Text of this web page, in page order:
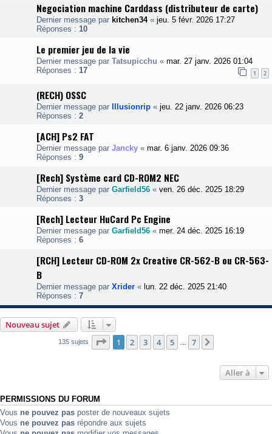
Negociation machine Carddass (distributeur de carte)
Dernier message par kitchen34« jeu. 5 févr. 2026 17:27
Réponses : 10
Le premier jeu de la vie
Dernier message par Tatsupicchu « mar. 27 janv. 2026 01:04
Réponses : 17 1 2
(RECH) OSSC
Dernier message par Illusionrip « jeu. 22 janv. 2026 06:23
Réponses : 2
[ACH] Ps2 FAT
Dernier message par Jancky « mar. 6 janv. 2026 09:36
Réponses : 9
[Rech] Système card CD-ROM2 NEC
Dernier message par Garfield56 « ven. 26 déc. 2025 18:29
Réponses : 3
[Rech] Lecteur HuCard Pc Engine
Dernier message par Garfield56 « mer. 24 déc. 2025 16:19
Réponses : 6
[RCH] Lecteur CD-ROM 2x Creative CR-562-B ou CR-563-
B
Dernier message par Xrider « lun. 22 déc. 2025 21:40
Réponses : 7
Nouveau sujet
135 sujets Page 1sur7
1 2 3 4 5 7
Aller à
PERMISSIONS DU FORUM
Vous ne pouvez pas poster de nouveaux sujets
Vous ne pouvez pas répondre aux sujets